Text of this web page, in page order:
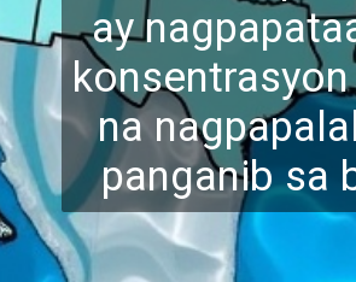
ay
na
panganib sa